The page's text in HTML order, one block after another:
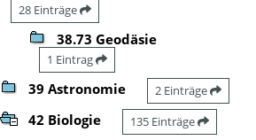
28 Einträge
38.73 Geodäsie
1 Eintrag
39 Astronomie 2 Einträge
42 Biologie 135 Einträge